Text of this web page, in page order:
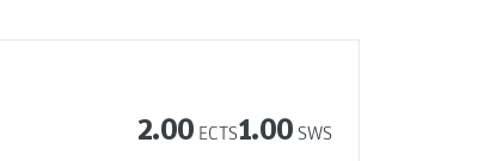
2.00 ECTS1.00 SWS